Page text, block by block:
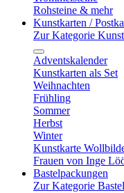
Rohsteine & mehr
Kunstkarten /
Zur Kategorie
Adventskalender
Kunstkarten als Set
Weihnachten
Frühling
Sommer
Herbst
Winter
Kunstkarte
Frauen von Inge
Bastelpackungen
Zur Kategorie